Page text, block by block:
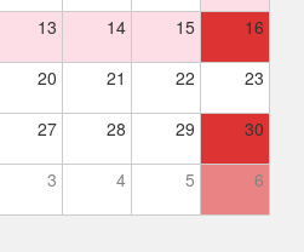
13 14 15 16
20 21 22 23
27 28 29 30
3 4 5 6